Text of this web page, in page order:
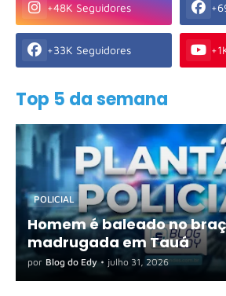
+48K Seguidores
+33K Seguidores
Top 5 da semana
POLICIAL
Homem é baleado no
madrugada em Tauá
por Blog do Edy • julho 31, 2026